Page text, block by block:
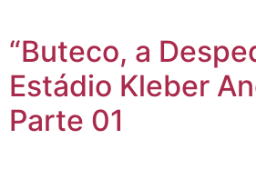
“Buteco, a
Estádio Kleber
Parte 01